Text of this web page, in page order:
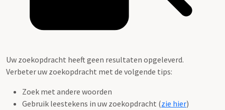
Uw zoekopdracht heeft geen resultaten opgeleverd.
Verbeter uw zoekopdracht met de volgende tips:
Zoek met andere woorden
Gebruik leestekens in uw zoekopdracht (zie hier)